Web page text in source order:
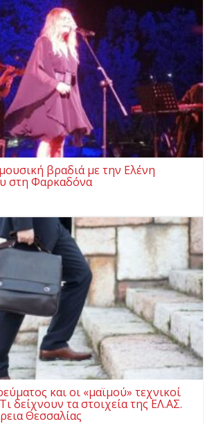
βραδιά με την Ελένη
στη Φαρκαδόνα
και οι «μαϊμού» τεχνικοί
δείχνουν τα στοιχεία της ΕΛ.ΑΣ.
Θεσσαλίας